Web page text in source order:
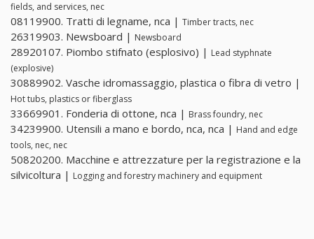
fields, and services, nec
08119900. Tratti di legname, nca | Timber tracts, nec
26319903. Newsboard | Newsboard
28920107. Piombo stifnato (esplosivo) | Lead styphnate
(explosive)
30889902. Vasche idromassaggio, plastica o fibra di vetro |
Hot tubs, plastics or fiberglass
33669901. Fonderia di ottone, nca | Brass foundry, nec
34239900. Utensili a mano e bordo, nca, nca | Hand and edge
tools, nec, nec
50820200. Macchine e attrezzature per la registrazione e la
silvicoltura | Logging and forestry machinery and equipment